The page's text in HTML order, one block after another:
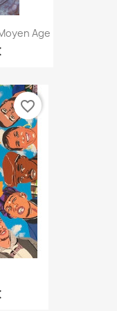
Age
favorite_border